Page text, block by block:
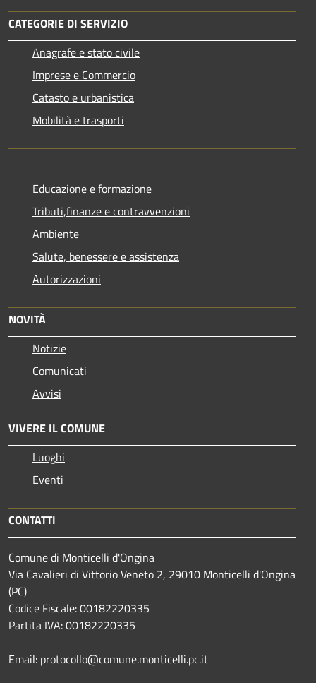
CATEGORIE DI SERVIZIO
Anagrafe e stato civile
Imprese e Commercio
Catasto e urbanistica
Mobilità e trasporti
Educazione e formazione
Tributi,finanze e contravvenzioni
Ambiente
Salute, benessere e assistenza
Autorizzazioni
NOVITÀ
Notizie
Comunicati
Avvisi
VIVERE IL COMUNE
Luoghi
Eventi
CONTATTI
Comune di Monticelli d'Ongina
Via Cavalieri di Vittorio Veneto 2, 29010 Monticelli d'Ongina
(PC)
Codice Fiscale: 00182220335
Partita IVA: 00182220335
Email: protocollo@comune.monticelli.pc.it